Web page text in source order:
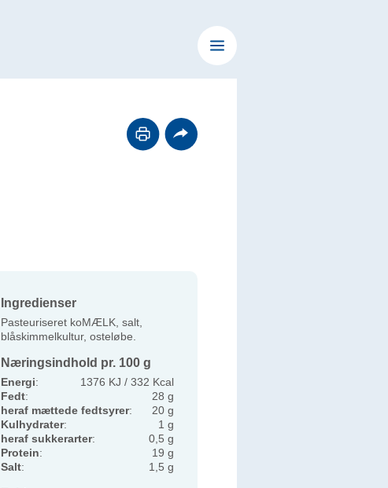
Ingredienser
Pasteuriseret koMÆLK, salt,
blåskimmelkultur, osteløbe.
Næringsindhold pr. 100 g
Energi:
1376 KJ / 332 Kcal
Fedt:
28 g
heraf mættede fedtsyrer:
20 g
Kulhydrater:
1 g
heraf sukkerarter:
0,5 g
Protein:
19 g
Salt: 1,5 g